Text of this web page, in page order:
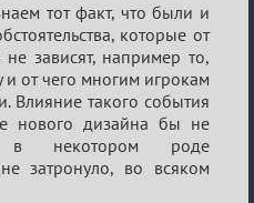
тот факт, что были и
которые от
зависят, например то,
и от чего многим игрокам
Влияние такого события
нового дизайна бы не
в некотором роде
затронуло, во всяком